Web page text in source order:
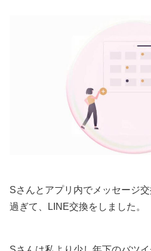
Sさんとアプリ内でメッセージ
過ぎて、LINE交換をしました。